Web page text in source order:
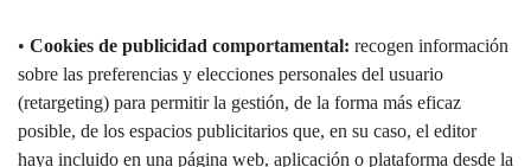
• Cookies de publicidad comportamental: recogen información
sobre las preferencias y elecciones personales del usuario
(retargeting) para permitir la gestión, de la forma más eficaz
posible, de los espacios publicitarios que, en su caso, el editor
haya incluido en una página web, aplicación o plataforma desde la